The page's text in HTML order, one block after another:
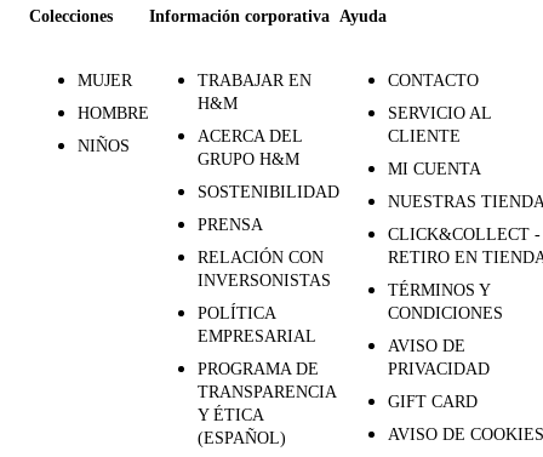
Colecciones
MUJER
HOMBRE
NIÑOS
Información corporativa
TRABAJAR EN
H&M
ACERCA DEL
GRUPO H&M
SOSTENIBILIDAD
PRENSA
RELACIÓN CON
INVERSONISTAS
POLÍTICA
EMPRESARIAL
PROGRAMA DE
TRANSPARENCIA
Y ÉTICA
(ESPAÑOL)
Ayuda
CONTACTO
SERVICIO AL
CLIENTE
MI CUENTA
NUESTRAS
CLICK&COLLECT -
RETIRO EN
TÉRMINOS Y
CONDICIONES
AVISO DE
PRIVACIDAD
GIFT CARD
AVISO DE COOKIES